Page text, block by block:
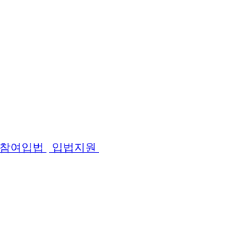
참여입법
입법지원